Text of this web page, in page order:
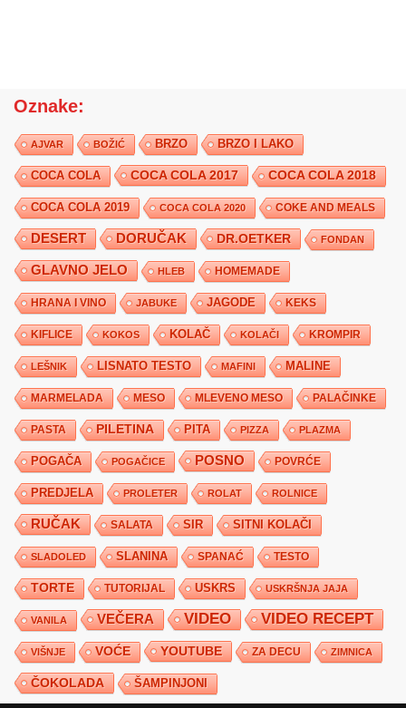
Oznake:
AJVAR BOŽIĆ BRZO BRZO I LAKO
COCA COLA COCA COLA 2017 COCA COLA 2018
COCA COLA 2019 COCA COLA 2020 COKE AND MEALS
DESERT DORUČAK DR.OETKER FONDAN
GLAVNO JELO HLEB HOMEMADE
HRANA I VINO JABUKE JAGODE KEKS
KIFLICE KOKOS KOLAČ KOLAČI KROMPIR
LEŠNIK LISNATO TESTO MAFINI MALINE
MARMELADA MESO MLEVENO MESO PALAČINKE
PASTA PILETINA PITA PIZZA PLAZMA
POGAČA POGAČICE POSNO POVRĆE
PREDJELA PROLETER ROLAT ROLNICE
RUČAK SALATA SIR SITNI KOLAČI
SLADOLED SLANINA SPANAĆ TESTO
TORTE TUTORIJAL USKRS USKRŠNJA JAJA
VANILA VEČERA VIDEO VIDEO RECEPT
VIŠNJE VOĆE YOUTUBE ZA DECU ZIMNICA
ČOKOLADA ŠAMPINJONI